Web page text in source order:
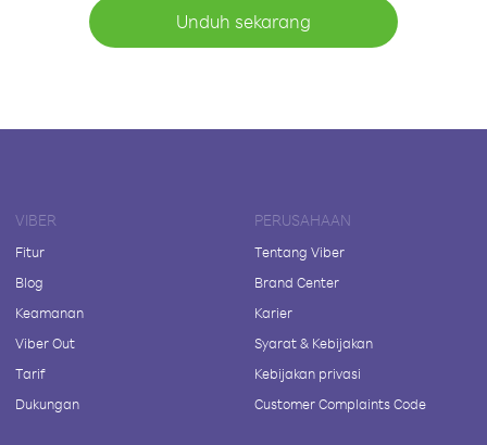
Unduh sekarang
VIBER
Fitur
Blog
Keamanan
Viber Out
Tarif
Dukungan
PERUSAHAAN
Tentang Viber
Brand Center
Karier
Syarat & Kebijakan
Kebijakan privasi
Customer Complaints Code